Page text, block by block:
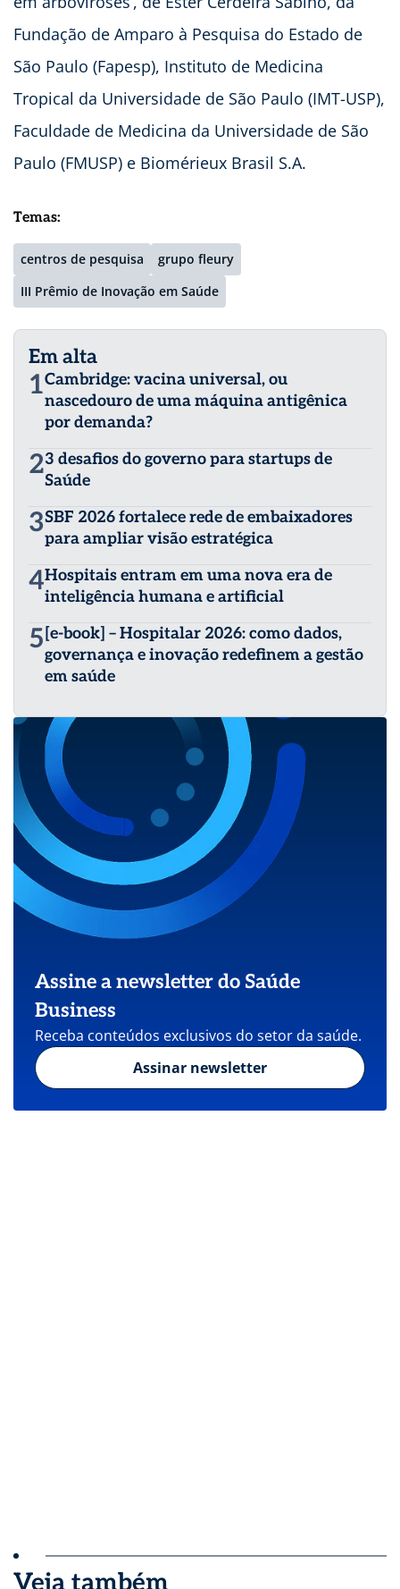
Fundação de Amparo à Pesquisa do Estado de
São Paulo (Fapesp), Instituto de Medicina
Tropical da Universidade de São Paulo (IMT-USP),
Faculdade de Medicina da Universidade de São
Paulo (FMUSP) e Biomérieux Brasil S.A.
Temas:
centros de pesquisa
grupo fleury
III Prêmio de Inovação em Saúde
Em alta
1Cambridge: vacina universal, ou
nascedouro de uma máquina antigênica
por demanda?
23 desafios do governo para startups de
Saúde
3SBF 2026 fortalece rede de embaixadores
para ampliar visão estratégica
4Hospitais entram em uma nova era de
inteligência humana e artificial
5 [e-book] – Hospitalar 2026: como dados,
governança e inovação redefinem a gestão
em saúde
Assine a newsletter do Saúde
Business
Receba conteúdos exclusivos do setor da saúde.
Assinar newsletter